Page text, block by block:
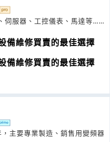
伺服器、工控儀表、馬達等…
備維修買賣的最佳選擇
備維修買賣的最佳選擇
主要專業製造、銷售用變頻器